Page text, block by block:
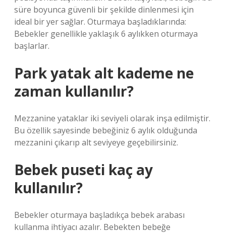
süre boyunca güvenli bir şekilde dinlenmesi için
ideal bir yer sağlar. Oturmaya başladıklarında:
Bebekler genellikle yaklaşık 6 aylıkken oturmaya
başlarlar.
Park yatak alt kademe ne
zaman kullanılır?
Mezzanine yataklar iki seviyeli olarak inşa edilmiştir.
Bu özellik sayesinde bebeğiniz 6 aylık olduğunda
mezzanini çıkarıp alt seviyeye geçebilirsiniz.
Bebek puseti kaç ay
kullanılır?
Bebekler oturmaya başladıkça bebek arabası
kullanma ihtiyacı azalır. Bebekten bebeğe